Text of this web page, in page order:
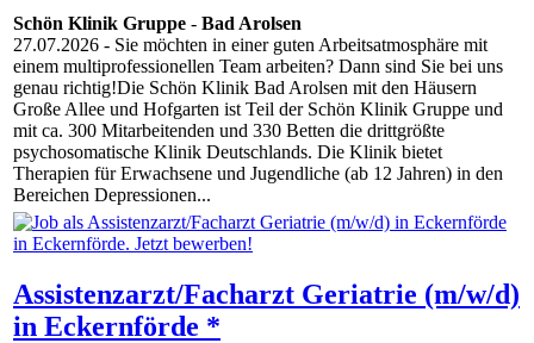
Schön Klinik Gruppe - Bad Arolsen
27.07.2026 - Sie möchten in einer guten Arbeitsatmosphäre mit
einem multiprofessionellen Team arbeiten? Dann sind Sie bei uns
genau richtig!Die Schön Klinik Bad Arolsen mit den Häusern
Große Allee und Hofgarten ist Teil der Schön Klinik Gruppe und
mit ca. 300 Mitarbeitenden und 330 Betten die drittgrößte
psychosomatische Klinik Deutschlands. Die Klinik bietet
Therapien für Erwachsene und Jugendliche (ab 12 Jahren) in den
Bereichen Depressionen...
Assistenzarzt/Facharzt Geriatrie (m/w/d)
in Eckernförde *